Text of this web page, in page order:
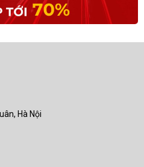
Hà Nội